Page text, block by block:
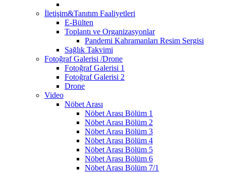
İletişim&Tanıtım Faaliyetleri
E-Bülten
Toplantı ve Organizasyonlar
Pandemi Kahramanları Resim Sergisi
Sağlık Takvimi
Fotoğraf Galerisi /Drone
Fotoğraf Galerisi 1
Fotoğraf Galerisi 2
Drone
Video
Nöbet Arası
Nöbet Arası Bölüm 1
Nöbet Arası Bölüm 2
Nöbet Arası Bölüm 3
Nöbet Arası Bölüm 4
Nöbet Arası Bölüm 5
Nöbet Arası Bölüm 6
Nöbet Arası Bölüm 7/1